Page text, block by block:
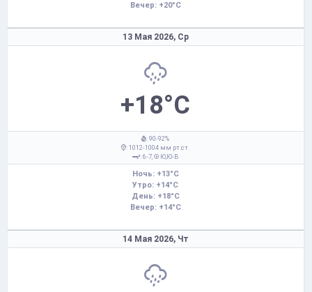
Вечер: +20°C
13 Мая 2026, Ср
+18°C
: 90-92%
: 1012-1004 мм рт.ст.
: 6-7,
Ю,Ю-В
Ночь: +13°C
Утро: +14°C
День: +18°C
Вечер: +14°C
14 Мая 2026, Чт